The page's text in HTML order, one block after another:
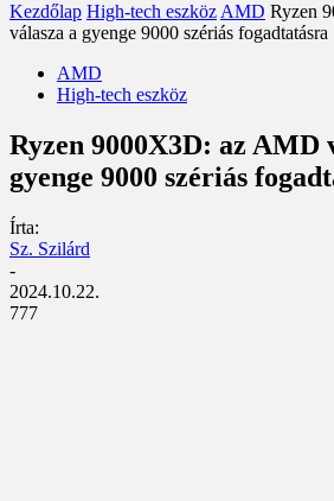
Kezdőlap High-tech eszköz AMD Ryzen
válasza a gyenge 9000 szériás fogadtatásra
AMD
High-tech eszköz
Ryzen 9000X3D: az AMD
gyenge 9000 szériás
Írta:
Sz. Szilárd
-
2024.10.22.
777